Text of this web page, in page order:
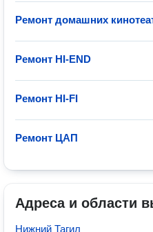
Ремонт домашних
Ремонт HI-END
Ремонт HI-FI
Ремонт ЦАП
Адреса и области
Нижний Тагил